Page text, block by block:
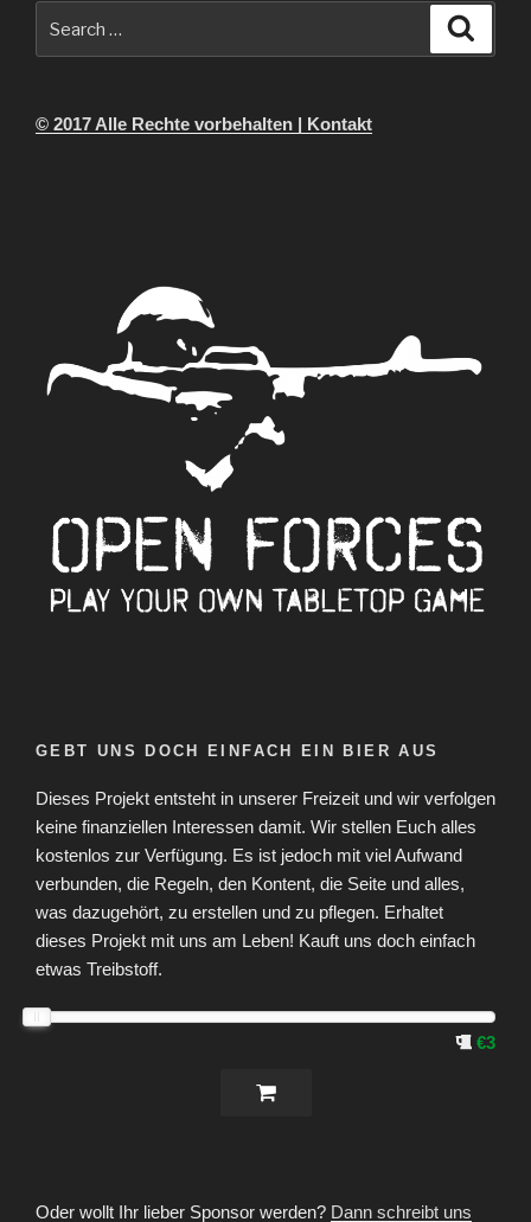
for:
© 2017 Alle Rechte vorbehalten | Kontakt
GEBT UNS DOCH EINFACH EIN BIER AUS
Dieses Projekt entsteht in unserer Freizeit und wir verfolgen
keine finanziellen Interessen damit. Wir stellen Euch alles
kostenlos zur Verfügung. Es ist jedoch mit viel Aufwand
verbunden, die Regeln, den Kontent, die Seite und alles,
was dazugehört, zu erstellen und zu pflegen. Erhaltet
dieses Projekt mit uns am Leben! Kauft uns doch einfach
etwas Treibstoff.
€3
Oder wollt Ihr lieber Sponsor werden? Dann schreibt uns